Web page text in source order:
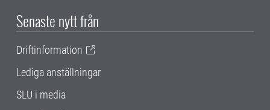
Senaste nytt från
Driftinformation
Lediga anställningar
SLU i media